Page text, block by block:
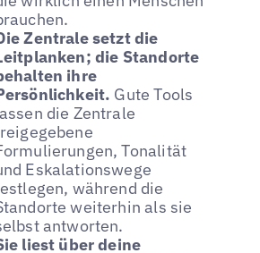
Zentrale setzt die
die Standorte
ihre
Gute Tools
die Zentrale
Tonalität
Eskalationswege
während die
weiterhin als sie
antworten.
liest über deine